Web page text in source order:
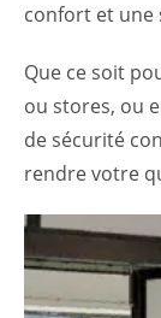
confort et une
Que ce soit
ou stores, ou
de sécurité
rendre votre